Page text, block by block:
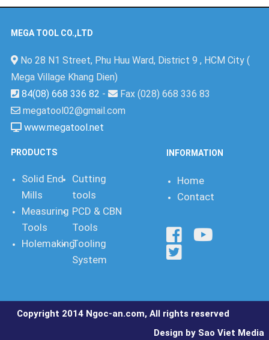
MEGA TOOL CO.,LTD
No 28 N1 Street, Phu Huu Ward, District 9 , HCM City (
Mega Village Khang Dien)
84(08) 668 336 82 -
Fax (028) 668 336 83
megatool02@gmail.com
www.megatool.net
PRODUCTS
Solid End
Mills
Cutting
tools
Measuring
Tools
PCD & CBN
Tools
HolemakingTooling
System
INFORMATION
Home
Contact
Copyright 2014 Ngoc-an.com, All rights reserved
Design by Sao Viet Media